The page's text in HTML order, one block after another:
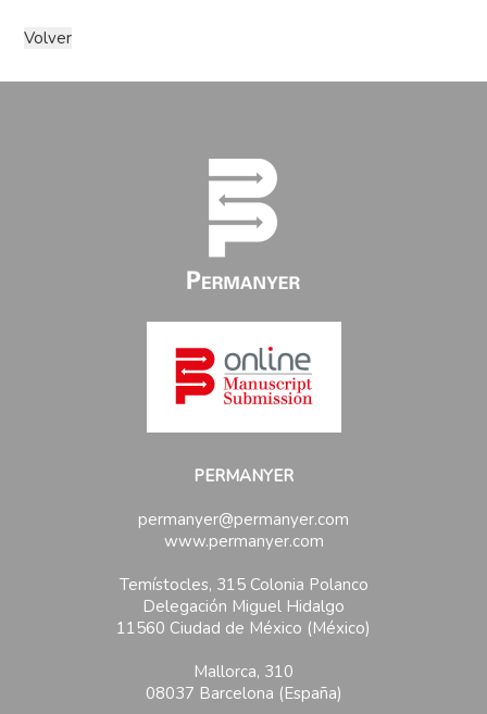
PERMANYER
permanyer@permanyer.com
www.permanyer.com
Temístocles, 315 Colonia Polanco
Delegación Miguel Hidalgo
11560 Ciudad de México (México)
Mallorca, 310
08037 Barcelona (España)